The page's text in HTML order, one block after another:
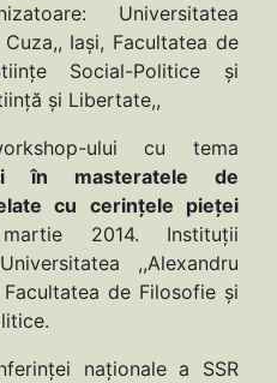
Universitatea
Iaşi, Facultatea de
Social-Politice și
și Libertate,,
ului cu tema
în masteratele de
cu cerințele pieței
2014. Instituţii
,,Alexandru
de Filosofie şi
naţionale a SSR